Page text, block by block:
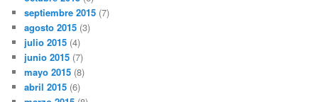
septiembre 2015 (7)
agosto 2015 (3)
julio 2015 (4)
junio 2015 (7)
mayo 2015 (8)
abril 2015 (6)